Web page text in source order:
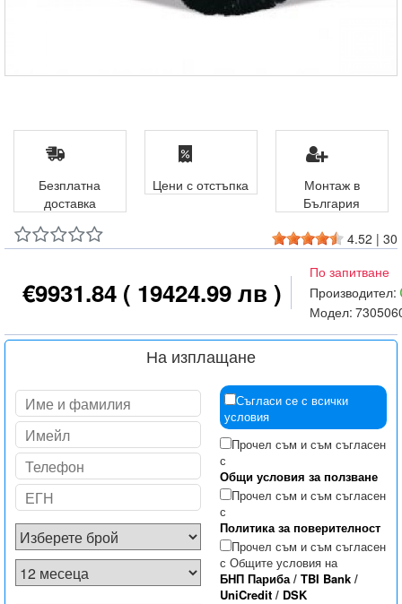
4.52 | 30
€9931.84 ( 19424.99 лв )
По запитване
Производител:
Модел:
На изплащане
Съгласи се с всички
условия
Прочел съм и съм съгласен
с
Общи условия за ползване
Прочел съм и съм съгласен
с
Политика за поверителност
Прочел съм и съм съгласен
с Общите условия на
БНП Париба/ TBI Bank/
UniCredit/ DSK
Безплатна
доставка
Цени с отстъпка
Монтаж в
България